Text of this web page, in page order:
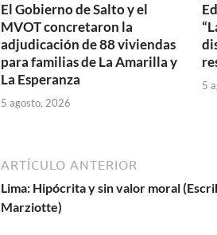
El Gobierno de Salto y el
MVOT concretaron la
adjudicación de 88 viviendas
para familias de La Amarilla y
La Esperanza
5 agosto, 2026
5
ARTÍCULO ANTERIOR
Lima: Hipócrita y sin valor moral
Marziotte)